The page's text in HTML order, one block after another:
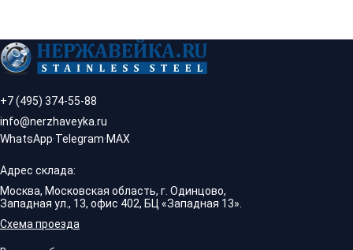
+7 (495) 374-55-88
info@nerzhaveyka.ru
WhatsApp·Telegram·MAX
Адрес склада:
Москва, Московская область, г. Одинцово,
Западная ул., 13, офис 402, БЦ «Западная 13».
Схема проезда